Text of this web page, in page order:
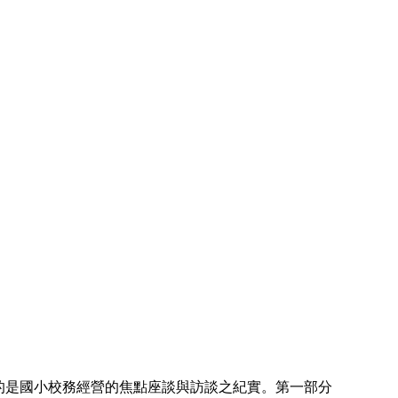
小校務經營的焦點座談與訪談之紀實。第一部分